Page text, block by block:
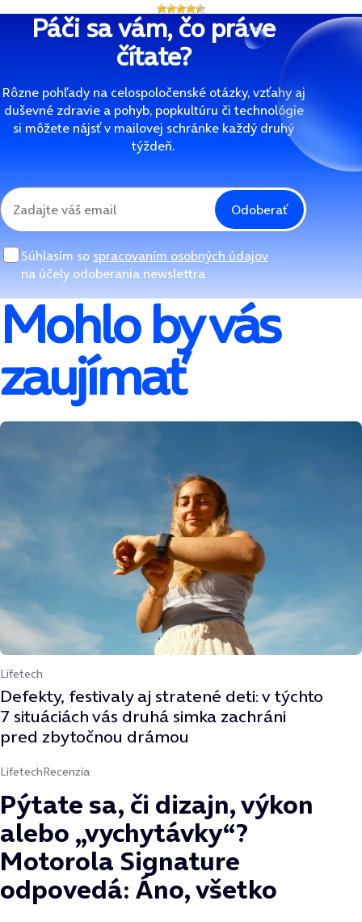
Páči sa vám, čo práve
čítate?
Rôzne pohľady na celospoločenské otázky, vzťahy aj
duševné zdravie a pohyb, popkultúru či technológie
si môžete nájsť v mailovej schránke každý druhý
týždeň.
Odoberať
Súhlasím so spracovaním osobných údajov
na účely odoberania newslettra
Mohlo by vás
zaujímať
Lifetech
Defekty, festivaly aj stratené deti: v týchto
7 situáciách vás druhá simka zachráni
pred zbytočnou drámou
LifetechRecenzia
Pýtate sa, či dizajn, výkon
alebo „vychytávky“?
Motorola Signature
odpovedá: Áno, všetko